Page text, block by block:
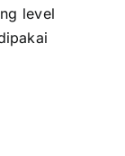
level